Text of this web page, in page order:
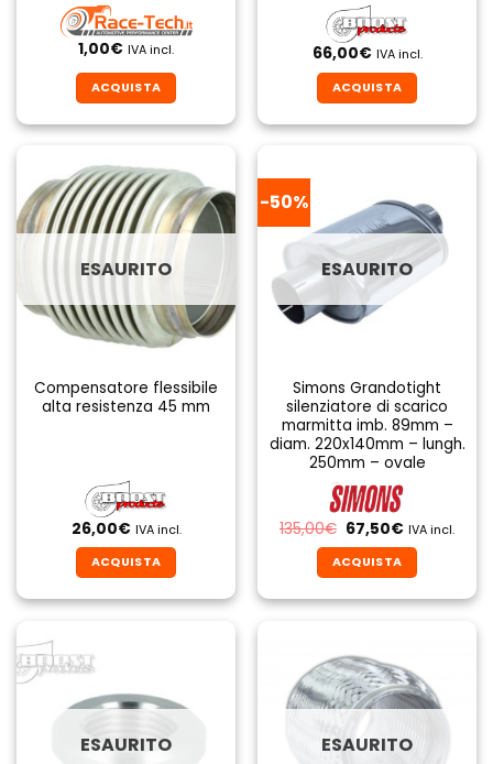
1,00€ IVA incl.
ACQUISTA
66,00€ IVA incl.
ACQUISTA
ESAURITO
Compensatore flessibile
alta resistenza 45 mm
26,00€ IVA incl.
ACQUISTA
-50%
ESAURITO
Simons Grandotight
silenziatore di scarico
marmitta imb. 89mm –
diam. 220x140mm – lungh.
250mm – ovale
135,00€ Il
prezzo
originale
era:
135,00€.
67,50€Il
attuale
è:
67,50€.
IVA incl.
ACQUISTA
ESAURITO ESAURITO